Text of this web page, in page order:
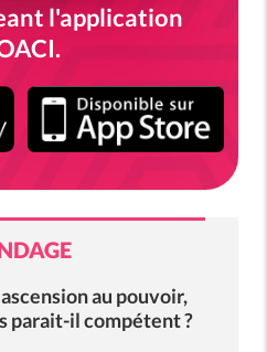
l'application
au pouvoir,
parait-il compétent ?